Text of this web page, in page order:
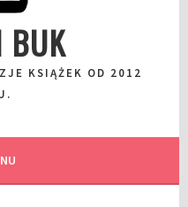
BUK
KSIĄŻEK OD 2012